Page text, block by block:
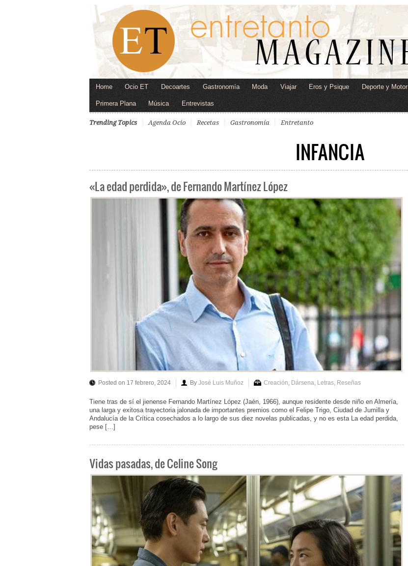
Home Ocio ET Decoartes Gastronomía Moda Viajar Eros y Psique Deporte y Motor
Primera Plana Música Entrevistas
Trending Topics Agenda Ocio Recetas Gastronomía Entretanto
INFANCIA
«La edad perdida», de Fernando Martínez López
Posted on 17 febrero, 2024 By José Luis Muñoz Creación Dársena Letras Reseñas
Tiene tras de sí el jienense Fernando Martínez López (Jaén, 1966), aunque residente desde niño en Almería,
una larga y exitosa trayectoria jalonada de importantes premios como el Felipe Trigo, Ciudad de Jumilla y
Andalucía de la Crítica cosechados a lo largo de sus diez novelas publicadas, y no es esta La edad perdida,
pese […]
Vidas pasadas, de Celine Song